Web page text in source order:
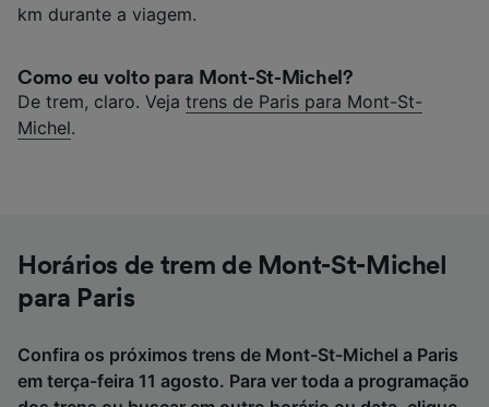
km durante a viagem.
Como eu volto para Mont-St-Michel?
De trem, claro. Veja trens de Paris para Mont-St-
Michel.
Horários de trem de Mont-St-Michel
para Paris
Confira os próximos trens de Mont-St-Michel a Paris
em terça-feira 11 agosto. Para ver toda a programação